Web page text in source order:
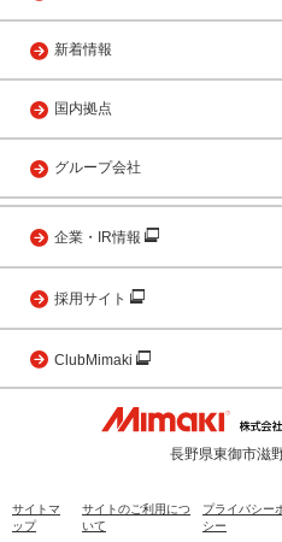
新着情報
国内拠点
グループ会社
企業・IR情報
採用サイト
ClubMimaki
長野県東御市滋
サイトマ
ップ
サイトのご利用につ
いて
プライバシー
シー